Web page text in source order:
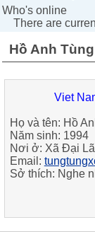
Who's online
There are
Hồ Anh Tùng
Viet
Họ và tên: Hồ
Năm sinh: 1994
Nơi ở: Xã Đại
Email:
Sở thích: Nghe